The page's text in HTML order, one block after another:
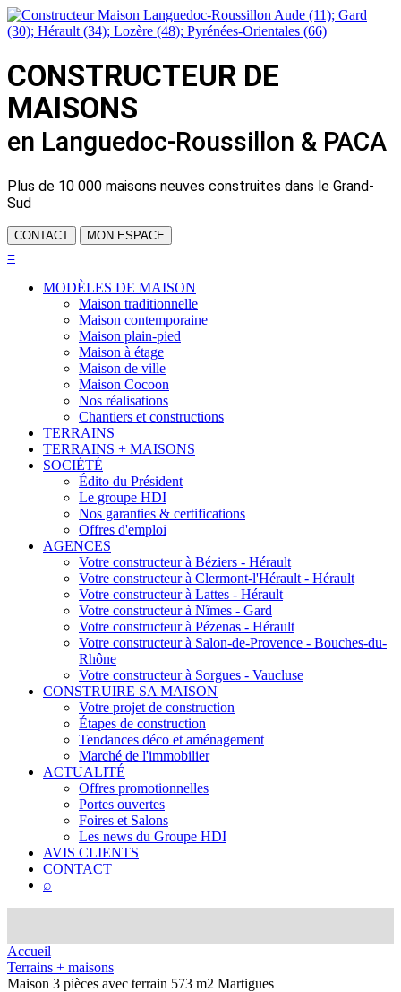
CONSTRUCTEUR DE
MAISONS
en Languedoc-Roussillon & PACA
Plus de 10 000 maisons neuves construites dans le Grand-
Sud
CONTACT MON ESPACE
≡
MODÈLES DE MAISON
Maison traditionnelle
Maison contemporaine
Maison plain-pied
Maison à étage
Maison de ville
Maison Cocoon
Nos réalisations
Chantiers et constructions
TERRAINS
TERRAINS + MAISONS
SOCIÉTÉ
Édito du Président
Le groupe HDI
Nos garanties & certifications
Offres d'emploi
AGENCES
Votre constructeur à Béziers - Hérault
Votre constructeur à Clermont-l'Hérault - Hérault
Votre constructeur à Lattes - Hérault
Votre constructeur à Nîmes - Gard
Votre constructeur à Pézenas - Hérault
Votre constructeur à Salon-de-Provence - Bouches-du-
Rhône
Votre constructeur à Sorgues - Vaucluse
CONSTRUIRE SA MAISON
Votre projet de construction
Étapes de construction
Tendances déco et aménagement
Marché de l'immobilier
ACTUALITÉ
Offres promotionnelles
Portes ouvertes
Foires et Salons
Les news du Groupe HDI
AVIS CLIENTS
CONTACT
⌕
Accueil
Terrains + maisons
Maison 3 pièces avec terrain 573 m2 Martigues